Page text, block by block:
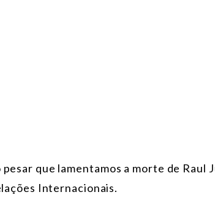
que lamentamos a morte de Raul
Internacionais.